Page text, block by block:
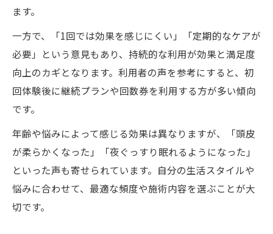
ます。
一方で、「1回では効果を感じにくい」「定期的なケアが
必要」という意見もあり、持続的な利用が効果と満足度
向上のカギとなります。利用者の声を参考にすると、初
回体験後に継続プランや回数券を利用する方が多い傾向
です。
年齢や悩みによって感じる効果は異なりますが、「頭皮
が柔らかくなった」「夜ぐっすり眠れるようになった」
といった声も寄せられています。自分の生活スタイルや
悩みに合わせて、最適な頻度や施術内容を選ぶことが大
切です。